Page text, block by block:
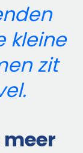
kleine
zit